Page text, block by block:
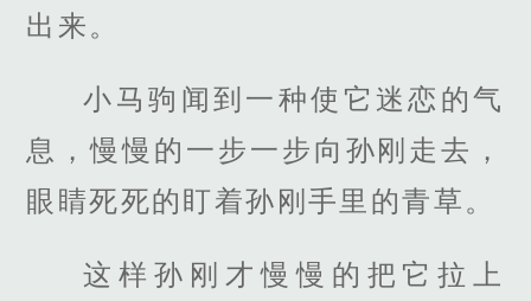
出来。
小马驹闻到一种使它迷恋的气
息，慢慢的一步一步向孙刚走去，
眼睛死死的盯着孙刚手里的青草。
这样孙刚才慢慢的把它拉上